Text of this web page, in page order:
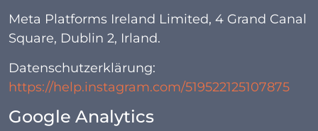
Meta Platforms Ireland Limited, 4 Grand Canal
Square, Dublin 2, Irland.
Datenschutzerklärung:
https://help.instagram.com/519522125107875
Google Analytics